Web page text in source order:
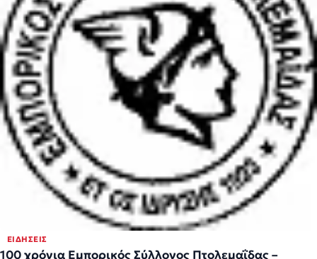
ΕΙΔΉΣΕΙΣ
100 χρόνια Εμπορικός Σύλλογος Πτολεμαΐδας –